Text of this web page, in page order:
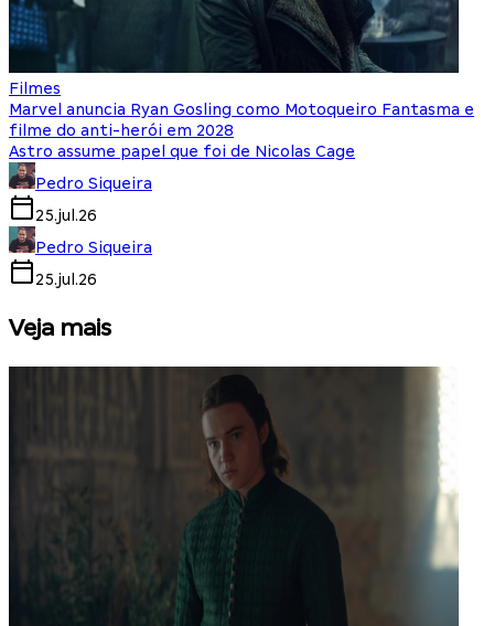
Filmes
Marvel anuncia Ryan Gosling como Motoqueiro Fantasma e
filme do anti-herói em 2028
Astro assume papel que foi de Nicolas Cage
Pedro Siqueira
25.jul.26
Pedro Siqueira
25.jul.26
Veja mais